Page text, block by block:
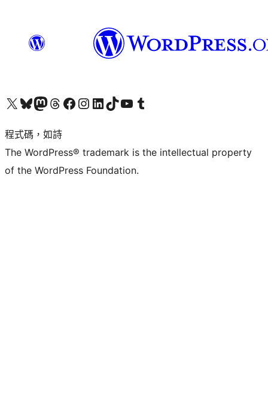
查看我們的 X (之前的 Twitter) 帳號造訪我們的 Bluesky 帳號造訪我們的 Mastodon 帳號造訪我們的 Threads 帳號 造訪我們的 Facebook 粉絲專頁Visit our Instagram account
Visit our LinkedIn account
造訪我們的 TikTok 帳號Visit our YouTube channel
造訪我們的 Tumblr 帳號
程式碼，如詩
The WordPress® trademark is the intellectual property
of the WordPress Foundation.